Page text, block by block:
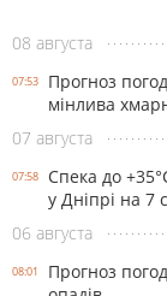
08 августа
07:53
Прогноз
мінлива
07 августа
07:58
Спека до
у Дніпрі на 7
06 августа
08:01
Прогноз